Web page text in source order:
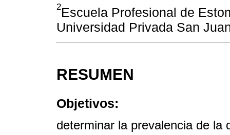
2Escuela Profesional de
Universidad Privada San
RESUMEN
Objetivos:
determinar la prevalencia de la